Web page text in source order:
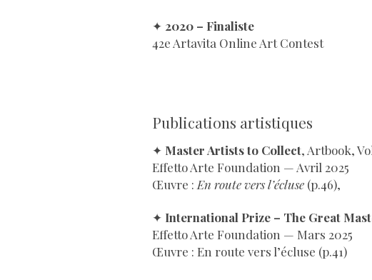
✦ 2020 – Finaliste
42e Artavita Online Art Contest
Publications artistiques
✦ Master Artists to Collect, Artbook,
Effetto Arte Foundation — Avril 2025
Œuvre : En route vers l’écluse (p.46),
✦ International Prize – The Great
Effetto Arte Foundation — Mars 2025
Œuvre : En route vers l’écluse (p.41)